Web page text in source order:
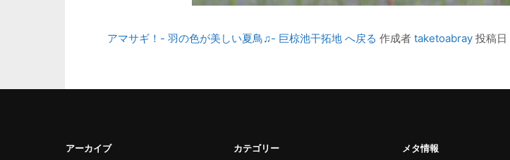
アマサギ！- 羽の色が美しい夏鳥♫- 巨椋池干拓地 へ戻る 作成者 taketoabray 投稿日
アーカイブ カテゴリー メタ情報